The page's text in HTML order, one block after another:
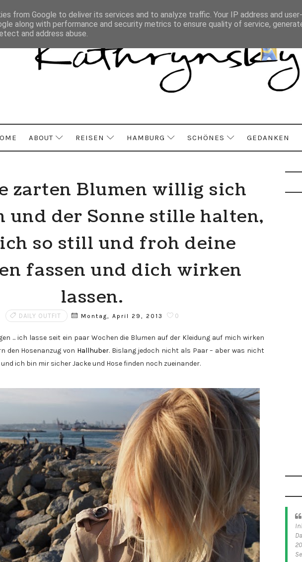
ABOUT REISEN HAMBURG SCHÖNES GEDANKEN
zarten Blumen willig sich
und der Sonne stille halten,
so still und froh deine
fassen und dich wirken
lassen.
DAILY OUTFIT Montag, April 29, 2013 0
... ich lasse seit ein paar Wochen die Blumen auf der Kleidung auf mich wirken
den Hosenanzug von Hallhuber. Bislang jedoch nicht als Paar – aber was nicht
ich bin mir sicher Jacke und Hose finden noch zueinander.
from Google to deliver its services and to analyze traffic. Your IP address and
along with performance and security metrics to ensure quality of service,
and address abuse.